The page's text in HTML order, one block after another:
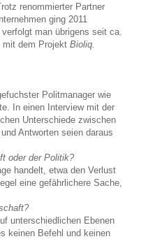
renommierter Partner
ging 2011
man übrigens seit ca.
mit dem Projekt Bioliq.
Politmanager wie
In einen Interview mit der
Unterschiede zwischen
Antworten seien daraus
oder der Politik?
handelt, etwa den Verlust
eine gefährlichere Sache,
unterschiedlichen Ebenen
keinen Befehl und keinen